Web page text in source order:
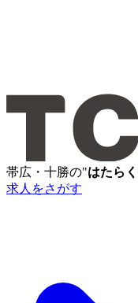
帯広・十勝の"はたらく
求人をさがす